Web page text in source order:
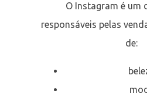
O Instagram é um
responsáveis pelas
de: